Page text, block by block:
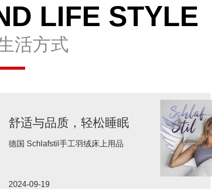
LIFE STYLE
活方式
舒适与品质，轻松睡眠
德国 Schlafstil手工羽绒床上用品
2024-09-19